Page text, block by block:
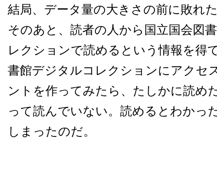
結局、データ量の大きさの前に敗れ
そのあと、読者の人から国立国会図
レクションで読めるという情報を得
書館デジタルコレクションにアクセ
ントを作ってみたら、たしかに読め
って読んでいない。読めるとわかっ
しまったのだ。